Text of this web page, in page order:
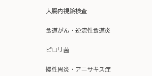
大腸内視鏡検査
食道がん・逆流性食道炎
ピロリ菌
慢性胃炎・アニサキス症